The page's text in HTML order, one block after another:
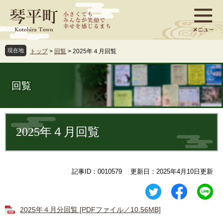
ジ
先
頭
ュ
を
飛
文
現在地 トップ > 回覧 > 2025年４月回覧
回覧
文 2025年４月回覧
記事ID：0010579 更新日：2025年4月10日更新
2025年４月分回覧 [PDFファイル／10.56MB]